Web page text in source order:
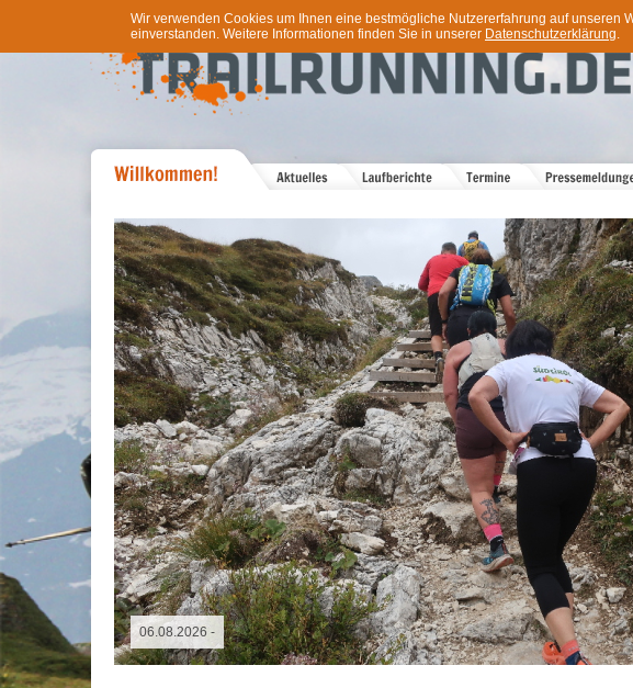
Wir verwenden Cookies um Ihnen eine bestmögliche Nutzererfahrung auf unseren
einverstanden. Weitere Informationen finden Sie in unserer Datenschutzerklärung.
09.05.2026 - GutsMuths-Rennsteiglauf